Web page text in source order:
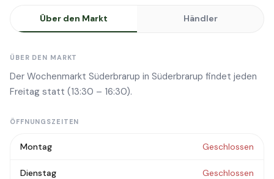
Über den Markt Händler
ÜBER DEN MARKT
Der Wochenmarkt Süderbrarup in Süderbrarup findet jeden
Freitag statt (13:30 – 16:30).
ÖFFNUNGSZEITEN
Montag Geschlossen
Dienstag Geschlossen